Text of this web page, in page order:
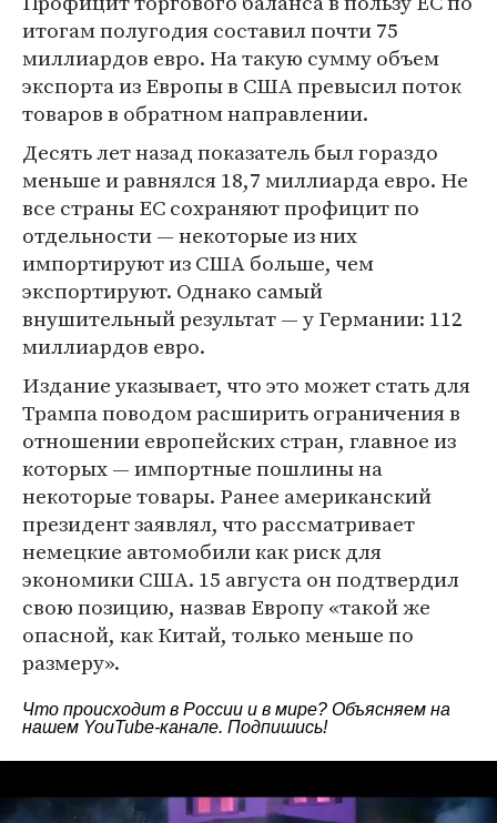
итогам полугодия составил почти 75
миллиардов евро. На такую сумму объем
экспорта из Европы в США превысил поток
товаров в обратном направлении.
Десять лет назад показатель был гораздо
меньше и равнялся 18,7 миллиарда евро. Не
все страны ЕС сохраняют профицит по
отдельности — некоторые из них
импортируют из США больше, чем
экспортируют. Однако самый
внушительный результат — у Германии: 112
миллиардов евро.
Издание указывает, что это может стать для
Трампа поводом расширить ограничения в
отношении европейских стран, главное из
которых — импортные пошлины на
некоторые товары. Ранее американский
президент заявлял, что рассматривает
немецкие автомобили как риск для
экономики США. 15 августа он подтвердил
свою позицию, назвав Европу «такой же
опасной, как Китай, только меньше по
размеру».
Что происходит в России и в мире? Объясняем на
нашем YouTube-канале. Подпишись!